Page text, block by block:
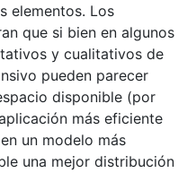
elementos. Los
que si bien en algunos
y cualitativos de
pueden parecer
disponible (por
más eficiente
un modelo más
una mejor distribución